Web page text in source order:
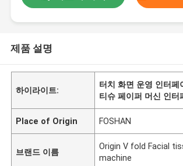
제품 설명
하이라이트:
터치 화면 운영 인터페
티슈 페이퍼 머신 인터
Place of Origin FOSHAN
브랜드 이름
Origin V fold Facial
machine